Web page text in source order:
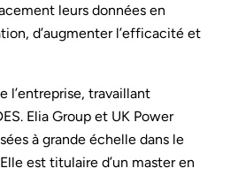
leurs données en
d’augmenter l’efficacité et
l’entreprise, travaillant
Elia Group et UK Power
à grande échelle dans le
est titulaire d’un master en